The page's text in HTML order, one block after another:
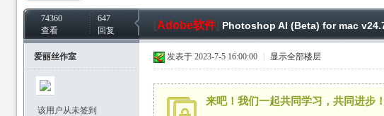
›
74360
查看
647
回复
Adobe软件] Photoshop AI (Beta) for mac
爱丽丝作室
该用户从未签到
发表于 2023-7-5 16:00:00 显示全部楼层
来吧！我们一起共同学习，共同进步！